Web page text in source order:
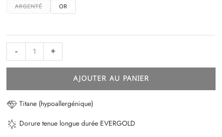
ARGENTÉ OR
- +
AJOUTER AU PANIER
Titane (hypoallergénique)
Dorure tenue longue durée EVERGOLD